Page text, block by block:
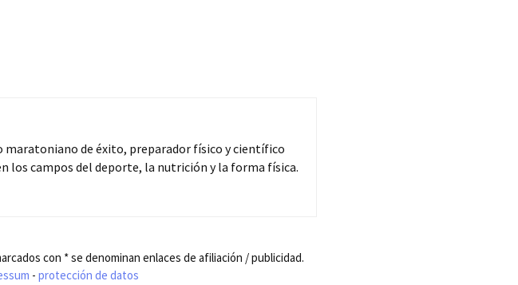
maratoniano de éxito, preparador físico y científico
los campos del deporte, la nutrición y la forma física.
con * se denominan enlaces de afiliación / publicidad.
- protección de datos